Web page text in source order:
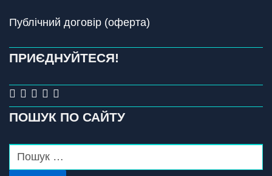
Публічний договір (оферта)
ПРИЄДНУЙТЕСЯ!
ПОШУК ПО САЙТУ